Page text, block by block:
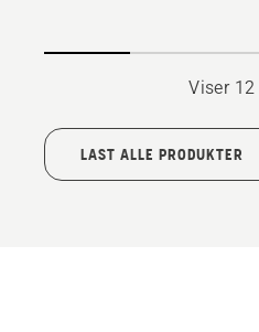
Viser
LAST ALLE PRODUKTER